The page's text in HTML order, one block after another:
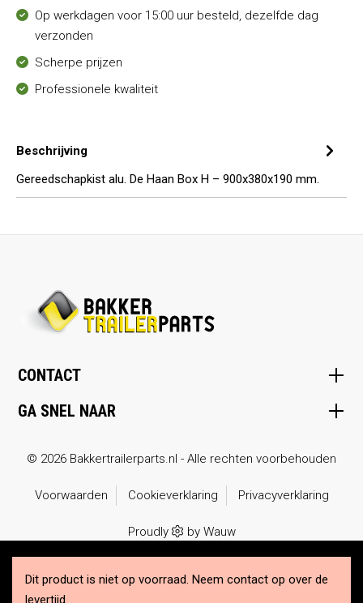
Dit product is niet op voorraad. Neem contact op over de
levertijd.
Op werkdagen voor 15:00 uur besteld, dezelfde dag
verzonden
Scherpe prijzen
Professionele kwaliteit
Beschrijving
Gereedschapkist alu. De Haan Box H – 900x380x190 mm.
CONTACT
GA SNEL NAAR
© 2026 Bakkertrailerparts.nl - Alle rechten voorbehouden
Voorwaarden Cookieverklaring Privacyverklaring
Proudly by Wauw